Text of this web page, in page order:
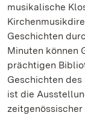
musikalische
Geschichten
Minuten können
prächtigen
Geschichten
ist die